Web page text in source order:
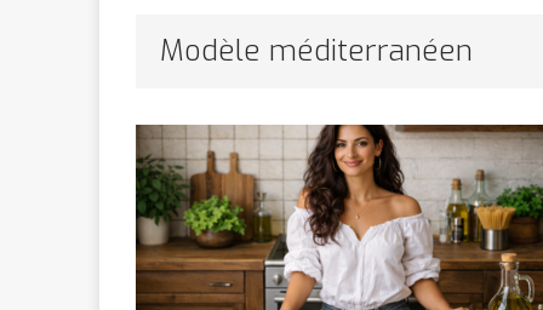
marchande
[ 7 février 2026 ]
Modèle méditerranéen